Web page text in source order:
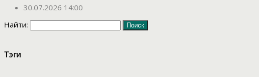
30.07.2026 14:00
Найти:
Тэги